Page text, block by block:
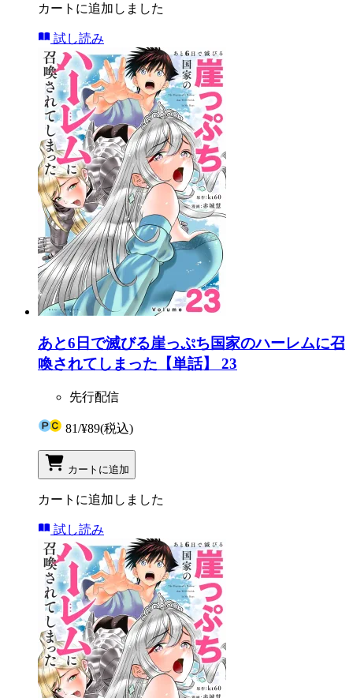
カートに追加しました
試し読み
あと6日で滅びる崖っぷち国家のハーレムに召
喚されてしまった【単話】 23
先行配信
81/¥89(税込)
カートに追加
カートに追加しました
試し読み